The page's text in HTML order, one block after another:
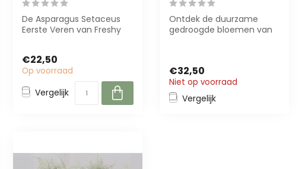
De Asparagus Setaceus
Eerste Veren van Freshy
€22,50
Op voorraad
Vergelijk
Ontdek de duurzame
gedroogde bloemen van
€32,50
Niet op voorraad
Vergelijk